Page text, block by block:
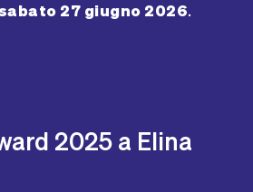
27 giugno 2026.
2025 a Elina